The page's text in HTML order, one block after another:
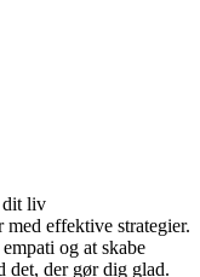
dit liv
effektive strategier.
og at skabe
det, der gør dig glad.